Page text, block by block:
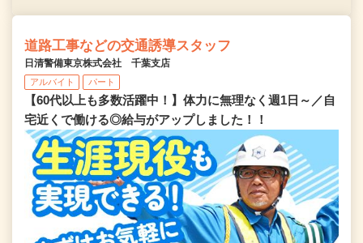
道路工事などの交通誘導スタッフ
日清警備東京株式会社 千葉支店
アルバイト パート
【60代以上も多数活躍中！】体力に無理なく週1日～／自
宅近くで働ける◎給与がアップしました！！